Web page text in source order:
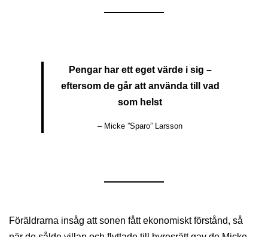
Pengar har ett eget värde i sig –
eftersom de går att använda till vad
som helst
– Micke ”Sparo” Larsson
Föräldrarna insåg att sonen fått ekonomiskt förstånd, så